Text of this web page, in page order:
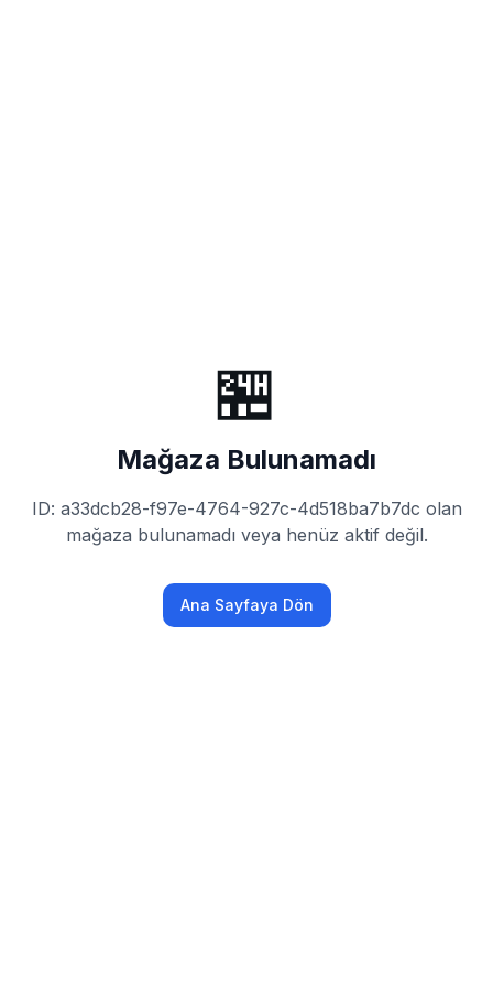
🏪
Mağaza Bulunamadı
ID: a33dcb28-f97e-4764-927c-4d518ba7b7dc olan
mağaza bulunamadı veya henüz aktif değil.
Ana Sayfaya Dön